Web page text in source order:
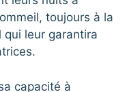
toujours à la
qui leur garantira
capacité à